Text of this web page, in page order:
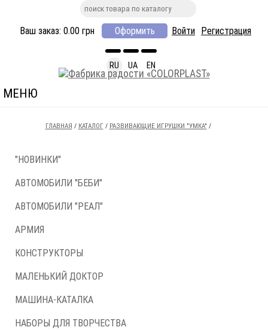
Ваш заказ: 0.00 грн Оформить Войти Регистрация
RU UA EN
МЕНЮ
ГЛАВНАЯ / КАТАЛОГ / РАЗВИВАЮЩИЕ ИГРУШКИ "УМКА" /
"НОВИНКИ"
АВТОМОБИЛИ "БЕБИ"
АВТОМОБИЛИ "РЕАЛ"
АРМИЯ
КОНСТРУКТОРЫ
МАЛЕНЬКИЙ ДОКТОР
МАШИНА-КАТАЛКА
НАБОРЫ ДЛЯ ТВОРЧЕСТВА